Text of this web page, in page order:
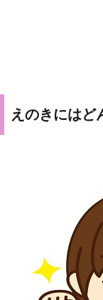
えのきにはど